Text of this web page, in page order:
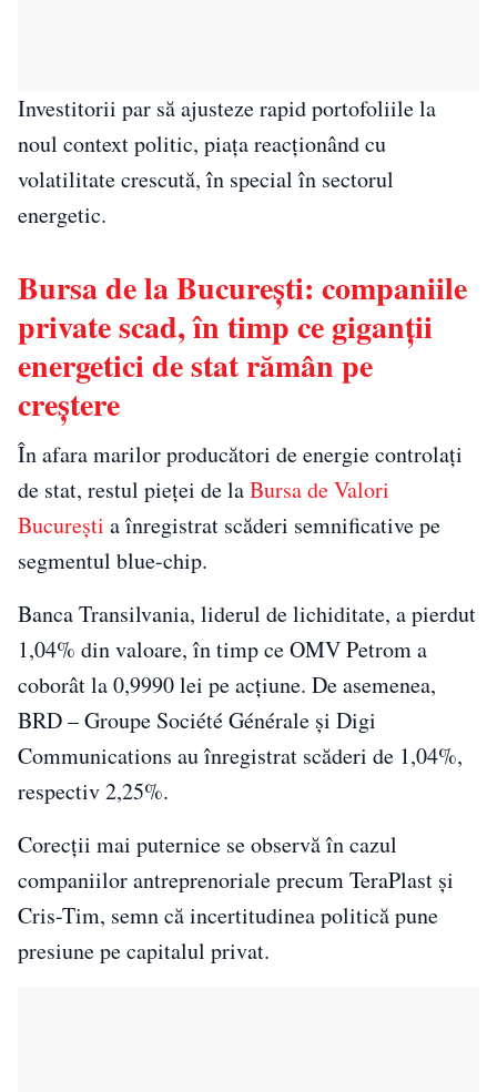
Investitorii par să ajusteze rapid portofoliile la
noul context politic, piața reacționând cu
volatilitate crescută, în special în sectorul
energetic.
Bursa de la București: companiile
private scad, în timp ce giganții
energetici de stat rămân pe
creștere
În afara marilor producători de energie controlați
de stat, restul pieței de laBursa de Valori
București a înregistrat scăderi semnificative pe
segmentul blue-chip.
Banca Transilvania, liderul de lichiditate, a pierdut
1,04% din valoare, în timp ceOMV Petroma
coborât la 0,9990 lei pe acțiune. De asemenea,
BRD – Groupe Société Générale și Digi
Communications au înregistrat scăderi de 1,04%,
respectiv 2,25%.
Corecții mai puternice se observă în cazul
companiilor antreprenoriale precumTeraPlast și
Cris-Tim, semn că incertitudinea politică pune
presiune pe capitalul privat.